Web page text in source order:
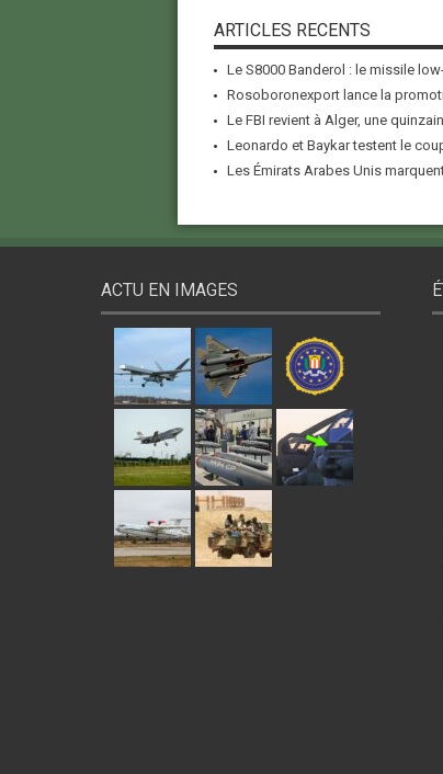
ARTICLES RECENTS
Le S8000 Banderol : le missile
Rosoboronexport lance la
Le FBI revient à Alger, une
Leonardo et Baykar testent le
Les Émirats Arabes Unis
ACTU EN IMAGES